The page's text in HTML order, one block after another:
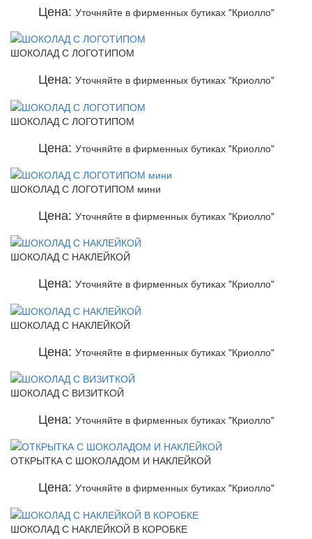
Цена: Уточняйте в фирменных бутиках "Криолло"
ШОКОЛАД С ЛОГОТИПОМ
Цена: Уточняйте в фирменных бутиках "Криолло"
ШОКОЛАД С ЛОГОТИПОМ
Цена: Уточняйте в фирменных бутиках "Криолло"
ШОКОЛАД С ЛОГОТИПОМ мини
Цена: Уточняйте в фирменных бутиках "Криолло"
ШОКОЛАД С НАКЛЕЙКОЙ
Цена: Уточняйте в фирменных бутиках "Криолло"
ШОКОЛАД С НАКЛЕЙКОЙ
Цена: Уточняйте в фирменных бутиках "Криолло"
ШОКОЛАД С ВИЗИТКОЙ
Цена: Уточняйте в фирменных бутиках "Криолло"
ОТКРЫТКА С ШОКОЛАДОМ И НАКЛЕЙКОЙ
Цена: Уточняйте в фирменных бутиках "Криолло"
ШОКОЛАД С НАКЛЕЙКОЙ В КОРОБКЕ